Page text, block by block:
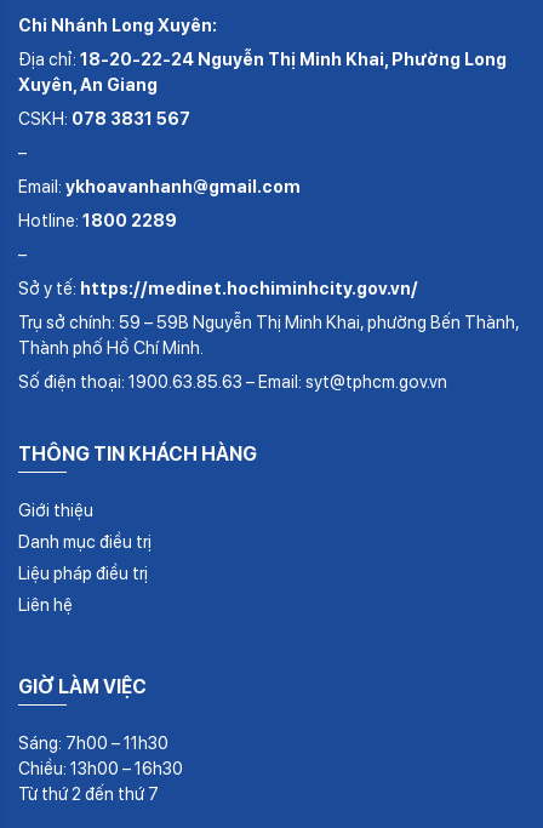
Chi Nhánh Long Xuyên:
Địa chỉ: 18-20-22-24 Nguyễn Thị Minh Khai, Phường Long
Xuyên, An Giang
CSKH: 078 3831 567
–
Email: ykhoavanhanh@gmail.com
Hotline: 1800 2289
–
Sở y tế: https://medinet.hochiminhcity.gov.vn/
Trụ sở chính: 59 – 59B Nguyễn Thị Minh Khai, phường Bến Thành,
Thành phố Hồ Chí Minh.
Số điện thoại: 1900.63.85.63 – Email: syt@tphcm.gov.vn
THÔNG TIN KHÁCH HÀNG
Giới thiệu
Danh mục điều trị
Liệu pháp điều trị
Liên hệ
GIỜ LÀM VIỆC
Sáng: 7h00 – 11h30
Chiều: 13h00 – 16h30
Từ thứ 2 đến thứ 7